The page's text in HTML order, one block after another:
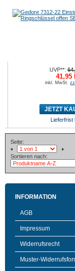
UVP**:
41,95
inkl. MwSt.
JETZT
Lieferfrist
Seite:
Sortieren nach:
INFORMATION
AGB
Impressum
Widerrufsrecht
Muster-